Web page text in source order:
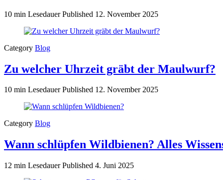
10 min LesedauerPublished 12. November 2025
Category Blog
Zu welcher Uhrzeit gräbt der Maulwurf?
10 min LesedauerPublished 12. November 2025
Category Blog
Wann schlüpfen Wildbienen? Alles
12 min LesedauerPublished 4. Juni 2025